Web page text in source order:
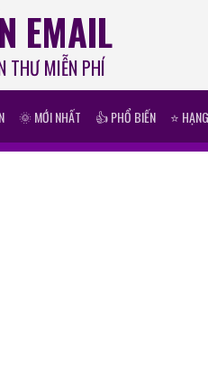
EMAIL
THƯ MIỄN PHÍ
🌞 MỚI NHẤT 👍 PHỔ BIẾN ⭐